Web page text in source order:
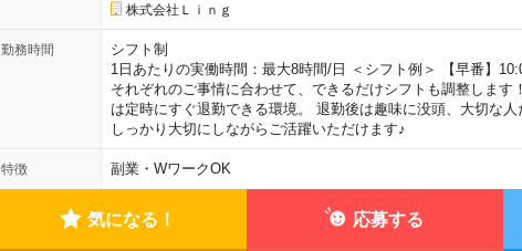
株式会社Ｌｉｎｇ
勤務時間
シフト制
1日あたりの実働時間：最大8時間/日 ＜シフト例＞ 【早番】
それぞれのご事情に合わせて、できるだけシフトも調整します
は定時にすぐ退勤できる環境。 退勤後は趣味に没頭、大切な
しっかり大切にしながらご活躍いただけます♪
特徴 副業・WワークOK
気になる！ 応募する